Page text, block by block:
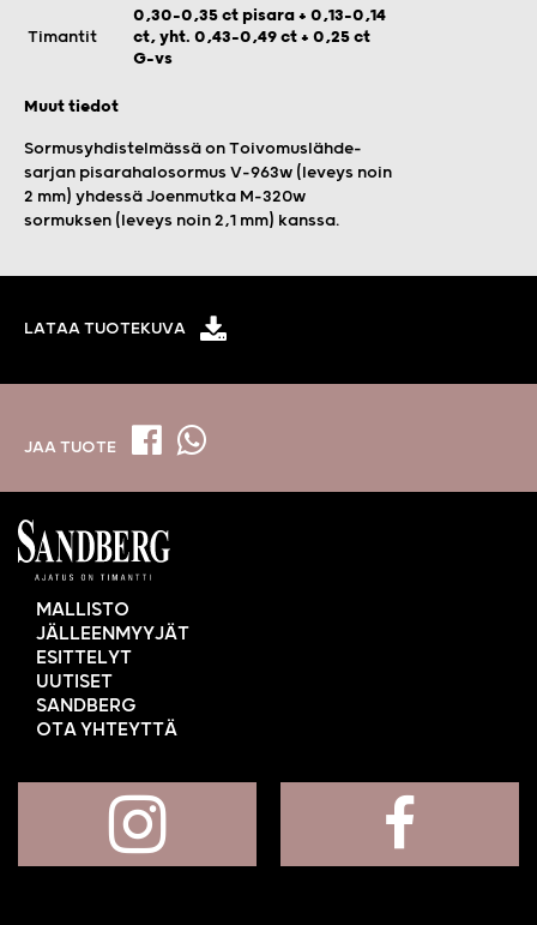
Timantit
0,30–0,35 ct pisara + 0,13–0,14
ct, yht. 0,43–0,49 ct + 0,25 ct
G-vs
Muut tiedot
Sormusyhdistelmässä on Toivomuslähde-
sarjan pisarahalosormus V-963w (leveys noin
2 mm) yhdessä Joenmutka M-320w
sormuksen (leveys noin 2,1 mm) kanssa.
LATAA TUOTEKUVA
JAA TUOTE
MALLISTO
JÄLLEENMYYJÄT
ESITTELYT
UUTISET
SANDBERG
OTA YHTEYTTÄ